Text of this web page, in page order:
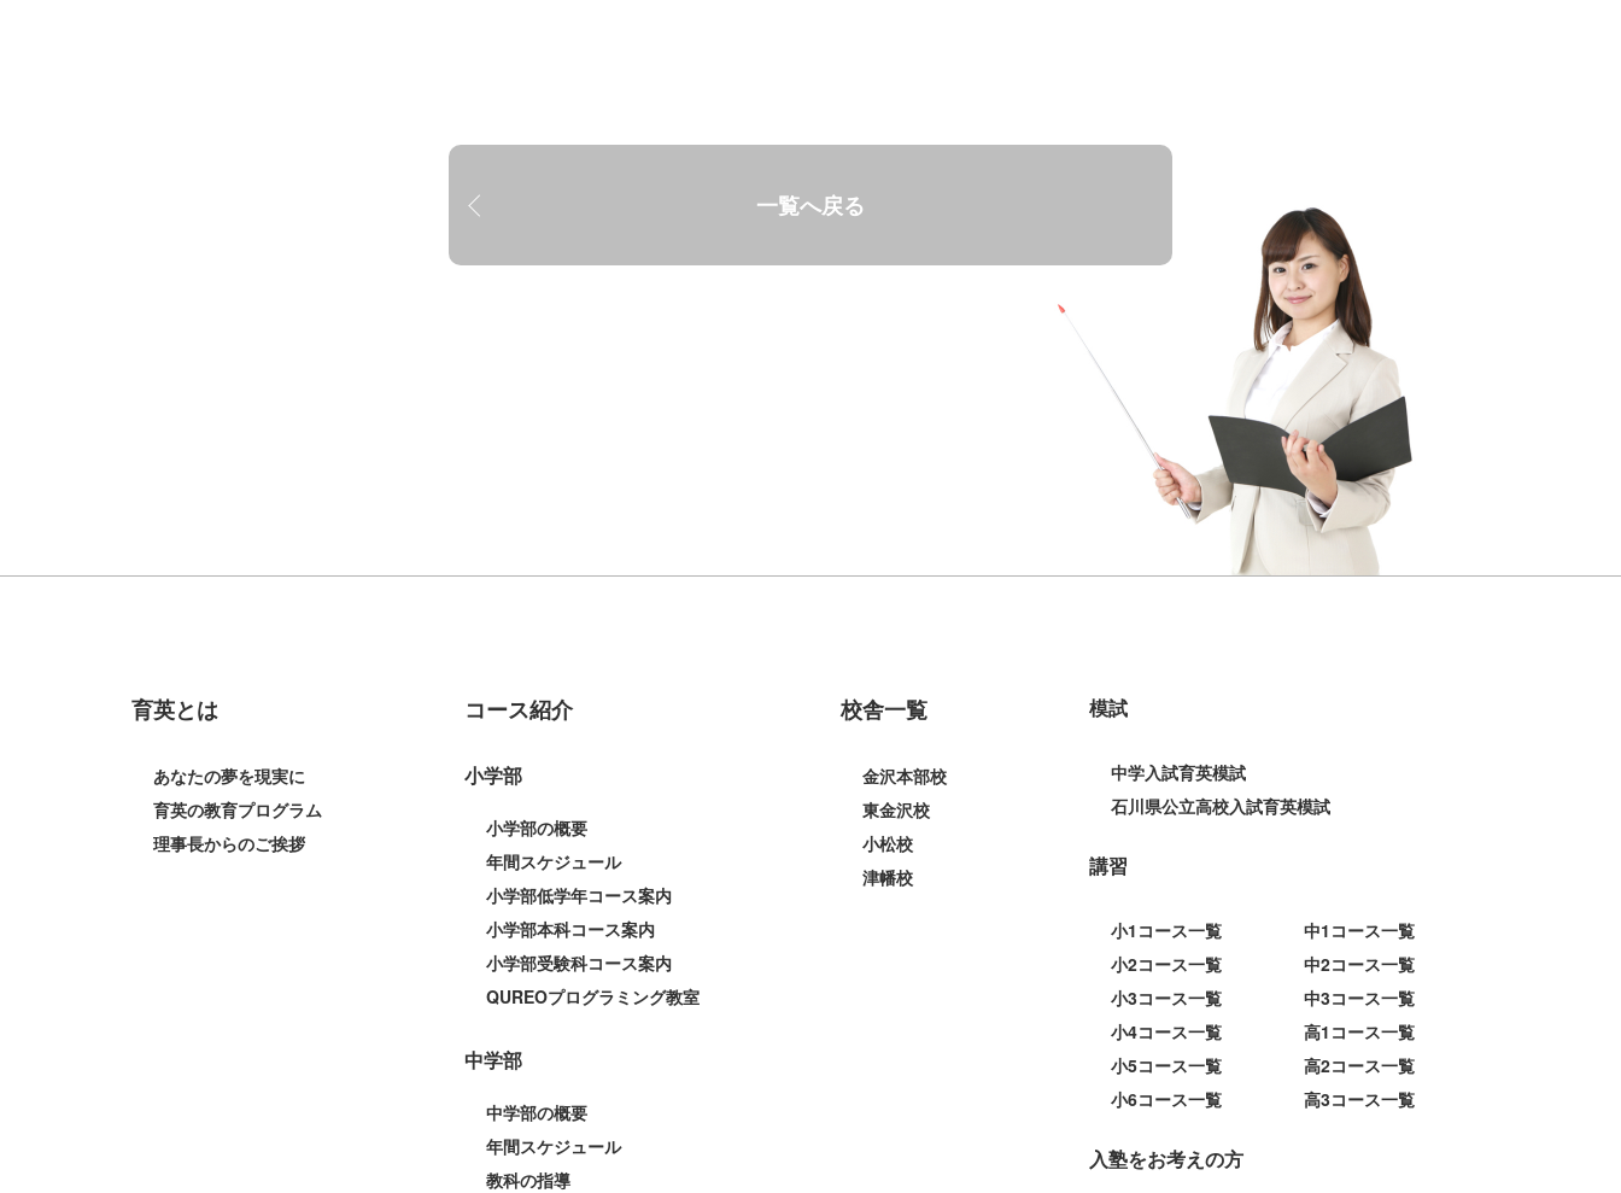
一覧へ戻る
育英とは
あなたの夢を現実に
育英の教育プログラム
理事長からのご挨拶
コース紹介
小学部
小学部の概要
年間スケジュール
小学部低学年コース案内
小学部本科コース案内
小学部受験科コース案内
QUREOプログラミング教室
中学部
中学部の概要
年間スケジュール
教科の指導
校舎一覧
金沢本部校
東金沢校
小松校
津幡校
模試
中学入試育英模試
石川県公立高校入試育英模試
講習
小1コース一覧
小2コース一覧
小3コース一覧
小4コース一覧
小5コース一覧
小6コース一覧
中1コース一覧
中2コース一覧
中3コース一覧
高1コース一覧
高2コース一覧
高3コース一覧
入塾をお考えの方